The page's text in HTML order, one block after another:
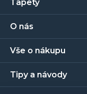
a
í
Tapety
O nás
Vše o nákupu
Tipy a návody